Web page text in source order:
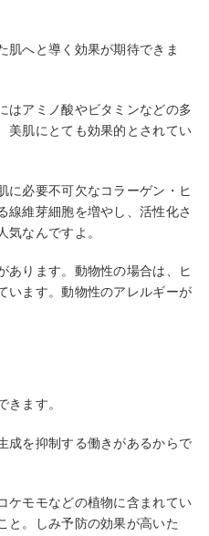
肌へと導く効果が期待できま
はアミノ酸やビタミンなどの多
美肌にとても効果的とされてい
に必要不可欠なコラーゲン・ヒ
線維芽細胞を増やし、活性化さ
気なんですよ。
あります。動物性の場合は、ヒ
います。動物性のアレルギーが
きます。
成を抑制する働きがあるからで
ケモモなどの植物に含まれてい
と。しみ予防の効果が高いた